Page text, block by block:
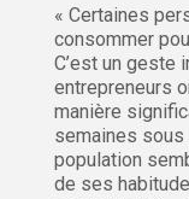
« Certaines
consommer
C’est un geste
entrepreneurs
manière
semaines sous
population
de ses